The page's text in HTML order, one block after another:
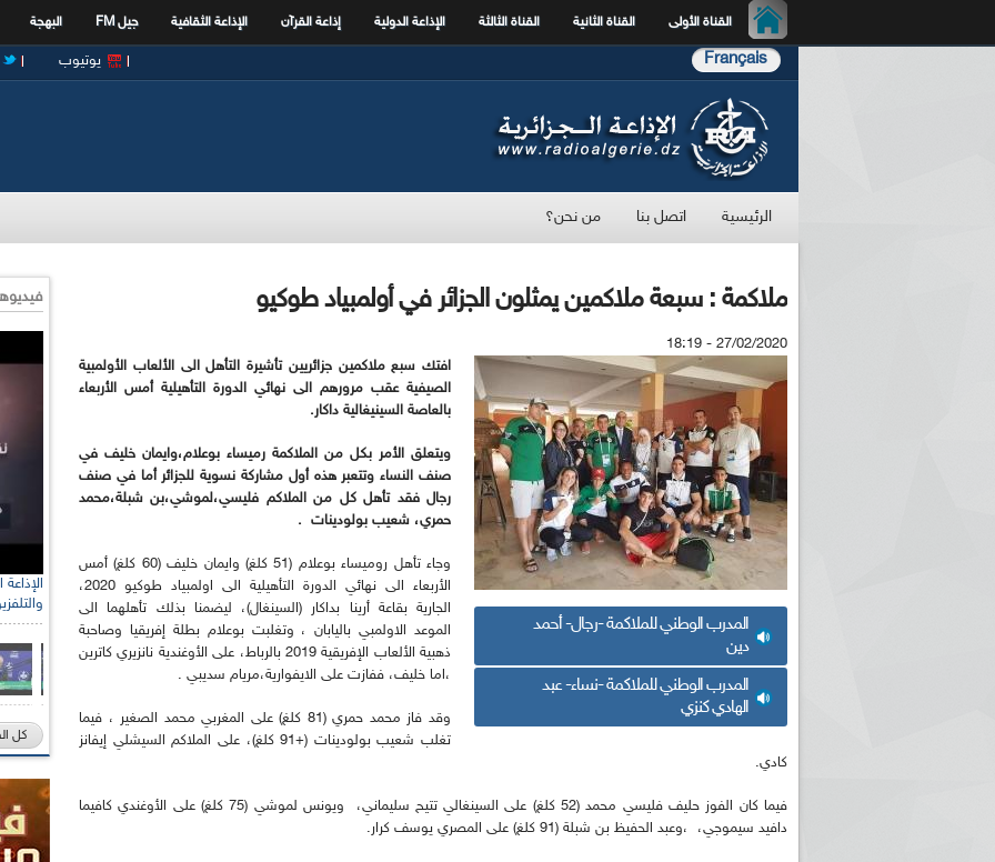
القناة الأولى القناة الثانية القناة الثالثة الإذاعة الدولية إذاعة القرآن الإذاعة الثقافية جيل FM البهجة
Français يوتيوب
الرئيسية اتصل بنا من نحن؟
ملاكمة : سبعة ملاكمين يمثلون الجزائر في أولمبياد طوكيو
27/02/2020 - 18:19
المدرب الوطني للملاكمة -رجال- أحمد
دين
المدرب الوطني للملاكمة -نساء- عبد
الهادي كنزي
افتك سبع ملاكمين جزائريين تأشيرة التأهل الى الألعاب الأولمبية
الصيفية عقب مرورهم الى نهائي الدورة التأهيلية أمس الأربعاء
بالعاصة السينيغالية داكار.
ويتعلق الأمر بكل من الملاكمة رميساء بوعلام،وايمان خليف في
صنف النساء وتتعبر هذه أول مشاركة نسوية للجزائر أما في صنف
رجال فقد تأهل كل من الملاكم فليسي،لموشي،بن شبلة،محمد
حمري، شعيب بولودينات .
وجاء تأهل روميساء بوعلام (51 كلغ) وايمان خليف (60 كلغ) أمس
الأربعاء الى نهائي الدورة التأهيلية الى اولمبياد طوكيو 2020،
الجارية بقاعة أرينا بداكار (السينغال)، ليضمنا بذلك تأهلهما الى
الموعد الاولمبي باليابان ، وتغلبت بوعلام بطلة إفريقيا وصاحبة
ذهبية الألعاب الإفريقية 2019 بالرباط، على الأوغندية نانزيري كاترين
،اما خليف، ففازت على الايفوارية،مريام سديبي .
وقد فاز محمد حمري (81 كلغ) على المغربي محمد الصغير ، فيما
تغلب شعيب بولودينات (+91 كلغ)، على الملاكم السيشلي إيفانز
كادي.
فيما كان الفوز حليف فليسي محمد (52 كلغ) على السينغالي تتيح سليماني، ويونس لموشي (75 كلغ) على الأوغندي كافيما
دافيد سيموجي، ،وعبد الحفيظ بن شبلة (91 كلغ) على المصري يوسف كرار.
كل